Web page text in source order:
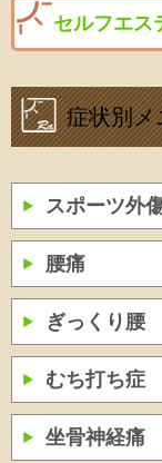
セルフエス
症状別メ
スポーツ外
腰痛
ぎっくり腰
むち打ち症
坐骨神経痛